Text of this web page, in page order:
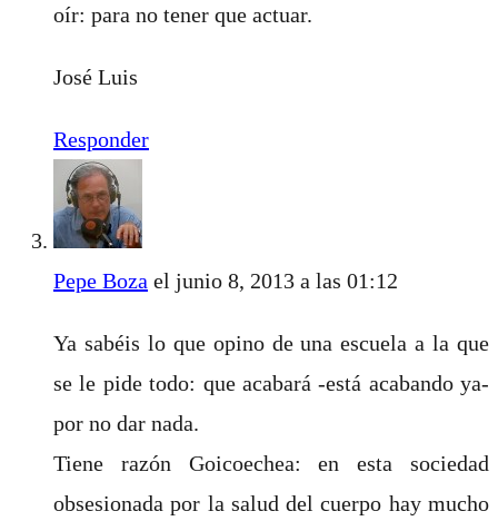
oír: para no tener que actuar.
José Luis
Responder
Pepe Boza el junio 8, 2013 a las 01:12
Ya sabéis lo que opino de una escuela a la que
se le pide todo: que acabará -está acabando ya-
por no dar nada.
Tiene razón Goicoechea: en esta sociedad
obsesionada por la salud del cuerpo hay mucho